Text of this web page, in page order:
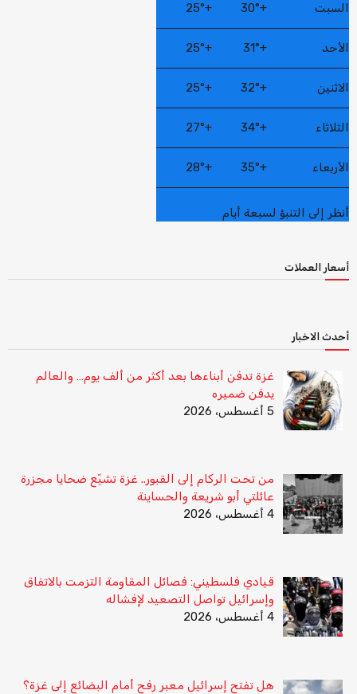
السبت +
30°
+
25°
الأحد +
31°
+
25°
الاثنين +
32°
+
25°
الثلاثاء +
34°
+
27°
الأربعاء +
35°
+
28°
أنظر إلى التنبؤ لسبعة أيام
أسعار العملات
أحدث الاخبار
غزة تدفن أبناءها بعد أكثر من ألف يوم… والعالم
يدفن ضميره
5 أغسطس، 2026
من تحت الركام إلى القبور.. غزة تشيّع ضحايا مجزرة
عائلتي أبو شريعة والحساينة
4 أغسطس، 2026
قيادي فلسطيني: فصائل المقاومة التزمت بالاتفاق
وإسرائيل تواصل التصعيد لإفشاله
4 أغسطس، 2026
هل تفتح إسرائيل معبر رفح أمام البضائع إلى غزة؟